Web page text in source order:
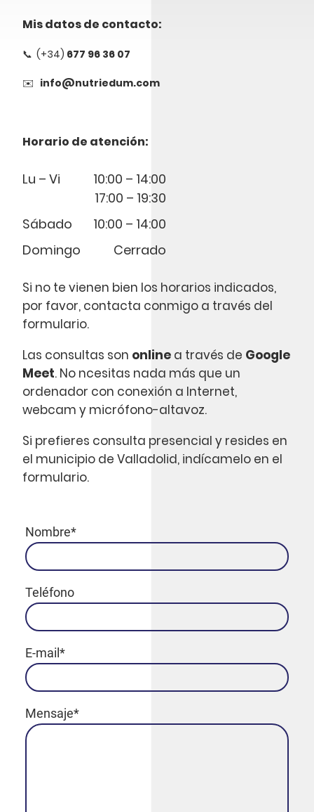
Mis datos de contacto:
📞 (+34) 677 96 36 07
✉️ info@nutriedum.com
Horario de atención:
Lu – Vi
10:00 – 14:00
17:00 – 19:30
Sábado
10:00 – 14:00
Domingo
Cerrado
Si no te vienen bien los horarios indicados,
por favor, contacta conmigo a través del
formulario.
Las consultas son online a través de Google
Meet. No ncesitas nada más que un
ordenador con conexión a Internet,
webcam y micrófono-altavoz.
Si prefieres consulta presencial y resides en
el municipio de Valladolid, indícamelo en el
formulario.
Nombre*
Teléfono
E-mail *
Mensaje*